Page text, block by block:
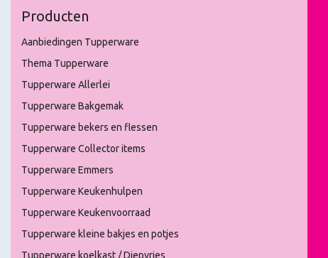
Producten
Aanbiedingen Tupperware
Thema Tupperware
Tupperware Allerlei
Tupperware Bakgemak
Tupperware bekers en flessen
Tupperware Collector items
Tupperware Emmers
Tupperware Keukenhulpen
Tupperware Keukenvoorraad
Tupperware kleine bakjes en potjes
Tupperware koelkast / Diepvries